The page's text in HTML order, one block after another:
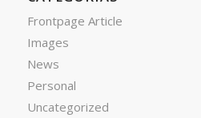
Frontpage Article
Images
News
Personal
Uncategorized